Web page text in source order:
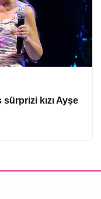
sürprizi kızı Ayşe